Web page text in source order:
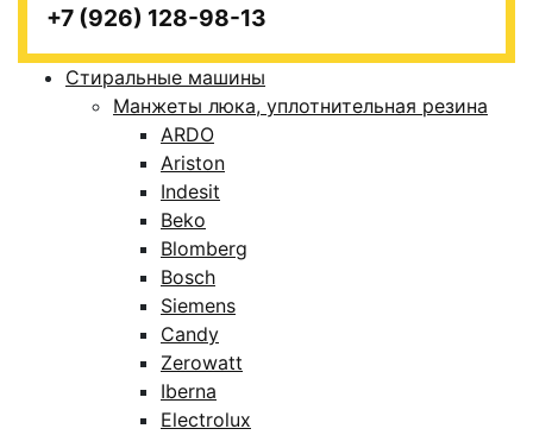
+7 (926) 128-98-13
Стиральные машины
Манжеты люка, уплотнительная резина
ARDO
Ariston
Indesit
Beko
Blomberg
Bosch
Siemens
Candy
Zerowatt
Iberna
Electrolux